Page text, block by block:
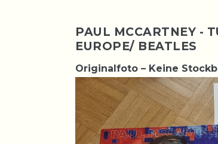
PAUL MCCARTNEY -
EUROPE/ BEATLES
Originalfoto – Keine